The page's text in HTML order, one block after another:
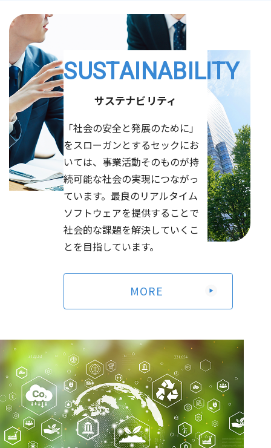
2026/04/21 お知らせ
「2026年度 世田谷ITカレッジ」開講のお知らせ
2026/04/14 お知らせ
Kaggle「第7回全国医療AIコンテスト」にて当社社員参加
チームが優勝
2026/04/10 お知らせ
量子コンピューティングEXPO出展のお知らせ
お知らせ
AI・人工知能EXPO 出展のお知らせ
2026/06/24
有価証券報告書-第56期(2025/04/01-2026/03/31)
（592KB）
2026/06/09 お知らせ
大阪大学量子情報・量子生命研究センター（QIQB）、セ
ック、順天堂大学 計算待ち時間を短縮する量子マルチプ
ログラミングを開発
（904KB）
2026/06/01 その他
2026年定時株主総会招集ご通知 （3,928KB）
その他
2026年定時株主総会資料（電子提供措置事項のうち法令
及び定款に基づく書面交付請求による交付書面に記載しな
（263KB）
SUSTAINABILITY
サステナビリティ
「社会の安全と発展のために」
をスローガンとするセックにお
いては、事業活動そのものが持
続可能な社会の実現につながっ
ています。最良のリアルタイム
ソフトウェアを提供することで
社会的な課題を解決していくこ
とを目指しています。
MORE